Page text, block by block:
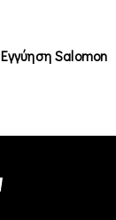
Εγγύηση Salomon